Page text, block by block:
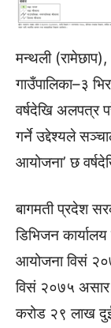
मन्थली
गाउँपालिका–३
वर्षदेखि अलपत्र
गर्ने उद्देश्यले
आयोजना’ छ
बागमती प्रदेश
डिभिजन
आयोजना विसं
विसं २०७५
करोड २९ लाख